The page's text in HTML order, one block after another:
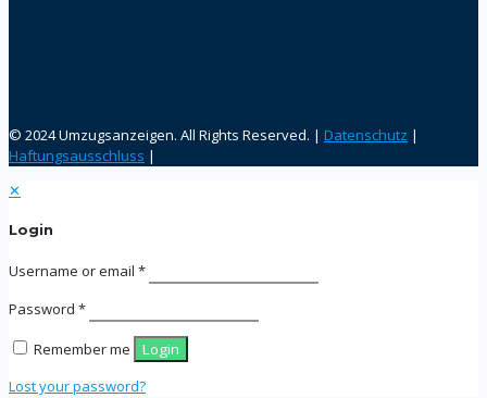
© 2024 Umzugsanzeigen. All Rights Reserved. | Datenschutz |
Haftungsausschluss |
✕
Login
Username or email *
Password *
Remember me
Login
Lost your password?